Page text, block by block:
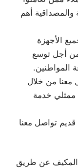
أهم
الأجهزة
من أجل توسع
المواطنين.
معنا من خلال
ممثلي خدمة
تواصل معنا
المكيف عن طريق